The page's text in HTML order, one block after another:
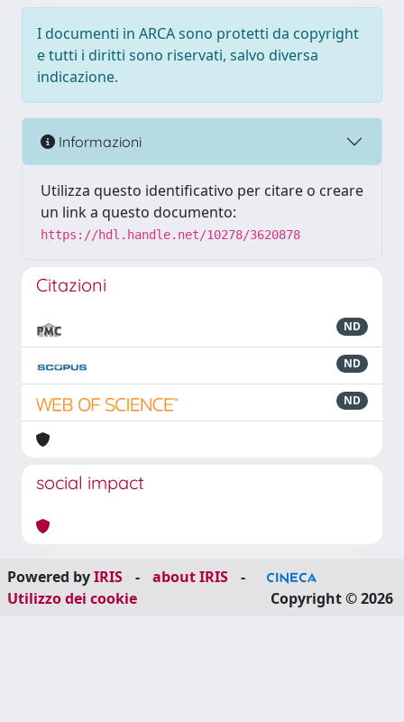
I documenti in ARCA sono protetti da copyright
e tutti i diritti sono riservati, salvo diversa
indicazione.
Informazioni
Utilizza questo identificativo per citare o creare
un link a questo documento:
https://hdl.handle.net/10278/3620878
Citazioni
ND
ND
ND
social impact
Powered byIRIS - about IRIS
-
Utilizzo dei cookie
Copyright © 2026